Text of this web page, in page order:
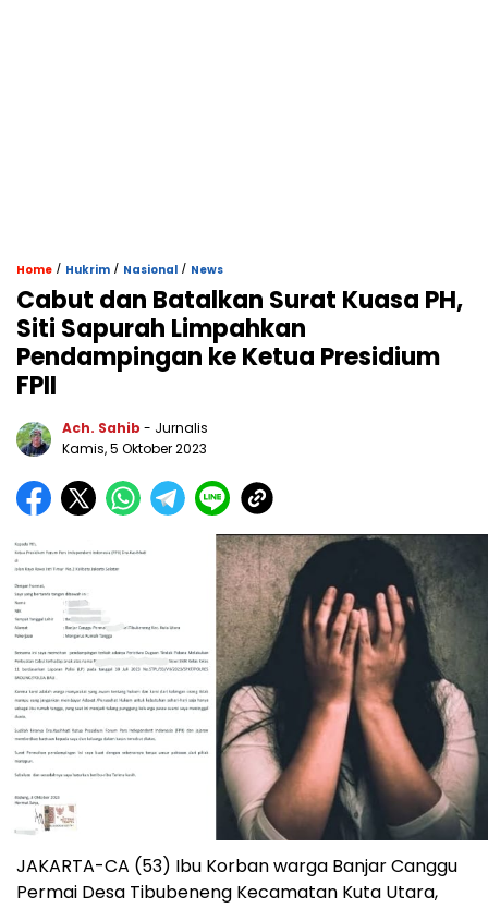
Home / Hukrim / Nasional / News
Cabut dan Batalkan Surat Kuasa PH,
Siti Sapurah Limpahkan
Pendampingan ke Ketua Presidium
FPII
Ach. Sahib - Jurnalis
Kamis, 5 Oktober 2023
JAKARTA-CA (53) Ibu Korban warga Banjar Canggu
Permai Desa Tibubeneng Kecamatan Kuta Utara,